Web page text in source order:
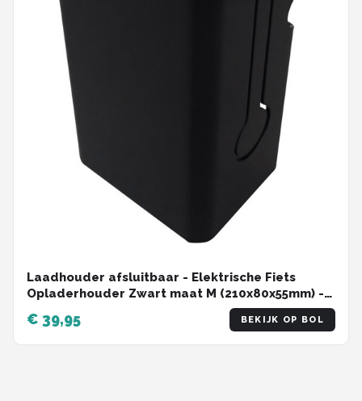
Laadhouder afsluitbaar - Elektrische Fiets
Opladerhouder Zwart maat M (210x80x55mm) -
Lader ophangen en vergrendelen - Lader op slot
€ 39,95 BEKIJK OP BOL